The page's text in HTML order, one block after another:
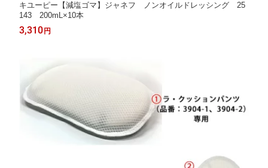
キユーピー【減塩ゴマ】ジャネフ ノンオイルドレッシング 25
143 200mL×10本
3,310 円